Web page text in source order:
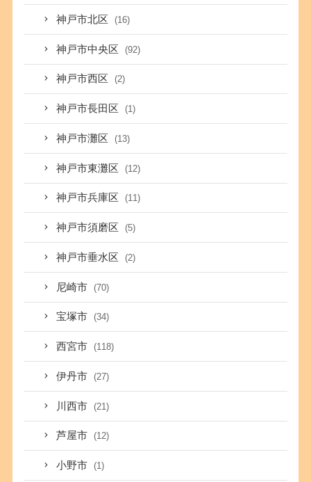
神戸市北区 (16)
神戸市中央区 (92)
神戸市西区 (2)
神戸市長田区 (1)
神戸市灘区 (13)
神戸市東灘区 (12)
神戸市兵庫区 (11)
神戸市須磨区 (5)
神戸市垂水区 (2)
尼崎市 (70)
宝塚市 (34)
西宮市 (118)
伊丹市 (27)
川西市 (21)
芦屋市 (12)
小野市 (1)